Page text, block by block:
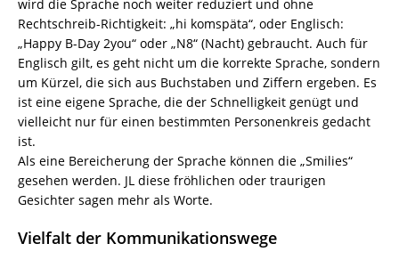
wird die Sprache noch weiter reduziert und ohne
Rechtschreib-Richtigkeit: „hi komspäta“, oder Englisch:
„Happy B-Day 2you“ oder „N8“ (Nacht) gebraucht. Auch für
Englisch gilt, es geht nicht um die korrekte Sprache, sondern
um Kürzel, die sich aus Buchstaben und Ziffern ergeben. Es
ist eine eigene Sprache, die der Schnelligkeit genügt und
vielleicht nur für einen bestimmten Personenkreis gedacht
ist.
Als eine Bereicherung der Sprache können die „Smilies“
gesehen werden. JL diese fröhlichen oder traurigen
Gesichter sagen mehr als Worte.
Vielfalt der Kommunikationswege